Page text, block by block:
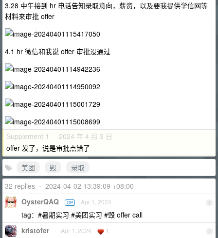
3.28 中午接到 hr 电话告知录取意向，薪资，以及要我提供学信网等
材料来审批 offer
4.1 hr 微信和我说 offer 审批没通过
Supplement 1 · 2024 年 4 月 3 日
offer 发了，说是审批点错了
美团
毁
录取
32 replies • 2024-04-02 13:39:09 +08:00
1
OysterQAQ OP Apr 1, 2024
tag：#暑期实习 #美团实习 #毁 offer call
2
kristofer Apr 1, 2024 1